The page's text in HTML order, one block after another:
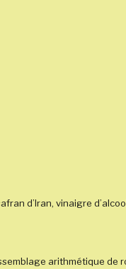
d’Iran, vinaigre
arithmétique de